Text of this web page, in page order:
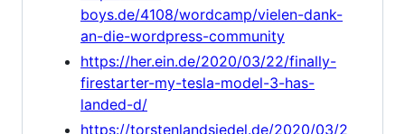
boys.de/4108/wordcamp/vielen-dank-
an-die-wordpress-community
https://her.ein.de/2020/03/22/finally-
firestarter-my-tesla-model-3-has-
landed-d/
https://torstenlandsiedel.de/2020/03/2